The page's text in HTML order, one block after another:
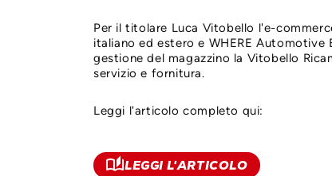
Per il titolare Luca Vitobello l'e-
italiano ed estero e WHERE Automotive
gestione del magazzino la Vitobello
servizio e fornitura.
Leggi l'articolo completo qui:
auto_storiesLEGGI L'ARTICOLO